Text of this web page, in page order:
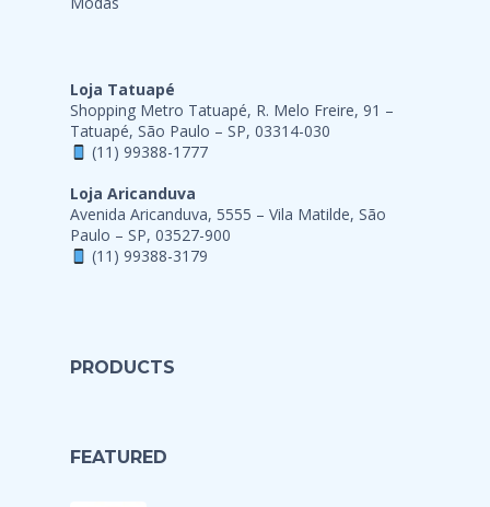
Loja Tatuapé
Shopping Metro Tatuapé, R. Melo Freire, 91 –
Tatuapé, São Paulo – SP, 03314-030
(11) 99388-1777
Loja Aricanduva
Avenida Aricanduva, 5555 – Vila Matilde, São
Paulo – SP, 03527-900
(11) 99388-3179
PRODUCTS
FEATURED